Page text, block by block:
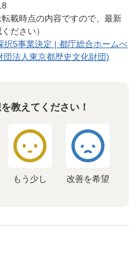
載時点の内容ですので、最新
ださい）
択5事業決定 | 都庁総合ホームぺ
法人東京都歴史文化財団)
教えてください！
もう少し 改善を希望